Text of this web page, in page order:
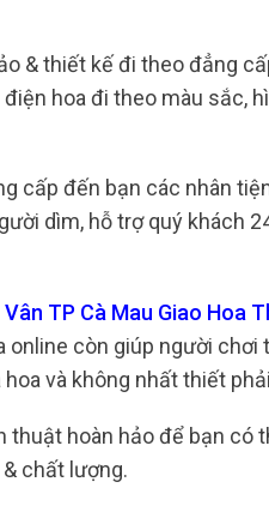
& thiết kế đi theo đẳng
hoa đi theo màu sắc,
cấp đến bạn các nhân
dìm, hỗ trợ quý khách
TP Cà Mau Giao Hoa
còn giúp người chơi
và không nhất thiết
hoàn hảo để bạn có
chất lượng.